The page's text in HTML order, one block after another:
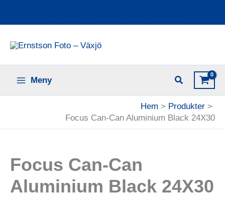
Meny
Hem
Produkter
Focus Can-Can Aluminium Black 24X30
Focus Can-Can
Aluminium Black 24X30